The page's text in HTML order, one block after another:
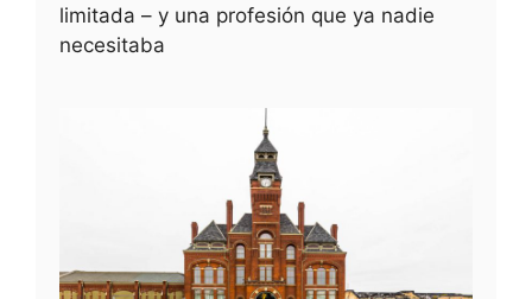
limitada – y una profesión que ya nadie
necesitaba